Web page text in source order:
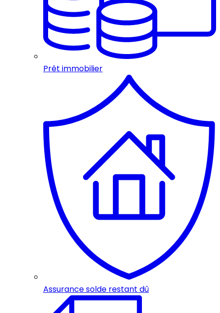
Prêt immobilier
Assurance solde restant dû